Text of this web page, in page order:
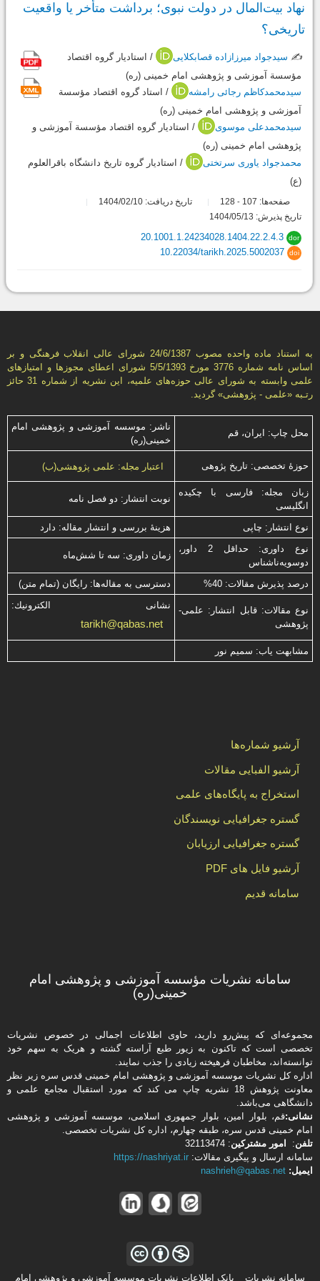
نهاد بیت‌المال در دولت نبوی؛ برداشت متأخر یا واقعیت
تاریخی؟
✍️ سیدجواد میرزازاده قصابکلایی
/ استادیار گروه اقتصاد
مؤسسة آموزشی و پژوهشی امام خمینی (ره)
سیدمحمدکاظم رجائی رامشه
/ استاد گروه اقتصاد مؤسسة
آموزشی و پژوهشی امام خمینی (ره)
سیدمحمدعلی موسوی
/ استادیار گروه اقتصاد مؤسسة آموزشی و
پژوهشی امام خمینی (ره)
محمدجواد یاوری سرتختی
/ استادیار گروه تاریخ دانشگاه باقرالعلوم
(ع)
صفحه‌ها: 107
-
تاریخ دریافت: 1404/02/10
تاریخ پذیرش: 1404/05/13
dor
20.1001.1.24234028.1404.22.2.4.3
doi
10.22034/tarikh.2025.5002037
به استناد ماده واحده مصوب 24/6/1387 شورای عالی انقلاب فرهنگی و بر
اساس نامه شماره 3776 مورخ 5/5/1393 شورای اعطای مجوزها و امتيازهای
علمی وابسته به شورای عالی حوزه‌های علميه، اين نشريه از شماره 31 حائز
رتـبه «علمی - پژوهشی» گرديد.
محل چاپ: ایران، قم
ناشر: موسسه آموزشی و پژوهشی امام
خمینی(ره)
حوزۀ تخصصی: تاریخ پژوهی اعتبار مجله: علمی پژوهشی(ب)
زبان مجله: فارسی با چكیده
انگلیسی
نوبت انتشار: دو فصل نامه
نوع انتشار: چاپی
هزینۀ بررسی و انتشار مقاله: دارد
نوع داوری: حداقل 2 داور،
دوسویه‌ناشناس
زمان داوری: سه تا شش‌ماه
درصد پذیرش مقالات: 40% دسترسی به مقاله‌ها: رایگان (تمام متن)
نوع مقالات: قابل انتشار: علمی-
پژوهشی
نشانی الكترونیك:
tarikh@qabas.net
مشابهت ياب: سميم نور
آرشیو شماره‌ها
آرشیو الفبایی مقالات
استخراج به پایگاه‌های علمی
گستره جغرافیایی نویسندگان
گستره جغرافیایی ارزیابان
آرشیو فایل های PDF
سامانه قدیم
سامانه نشریات مؤسسه آموزشی و پژوهشی امام
خمینی(ره)
مجموعه‌ای که پیش‌رو دارید،‌ حاوی اطلاعات اجمالی در خصوص نشریات
تخصصی است که تاکنون به زیور طبع آراسته گشته و هریک به سهم خود
توانسته‌اند، مخاطبان فرهیخته‌ زیادی را جذب نمایند.
اداره كل نشریات موسسه آموزشی و پژوهشی امام خمینی قدس سره زیر نظر
معاونت پژوهش 18 نشریه چاپ می کند که مورد استقبال مجامع علمی و
دانشگاهی می‌باشد.
نشانی:قم، بلوار امین، بلوار جمهوری اسلامی، موسسه آموزشی و پژوهشی
امام خمینی قدس سره، طبقه چهارم، اداره كل نشریات تخصصی.
تلفن: امور مشتركین: 32113474
سامانه ارسال و پیگیری مقالات: https://nashriyat.ir
ایمیل: nashrieh@qabas.net
سامانه نشریات _ بانک اطلاعات نشریات موسسه آموزشی و پژوهشی امام